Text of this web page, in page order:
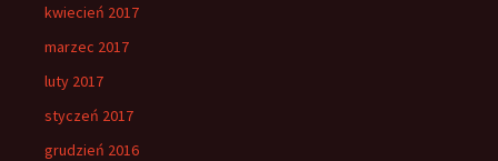
kwiecień 2017
marzec 2017
luty 2017
styczeń 2017
grudzień 2016